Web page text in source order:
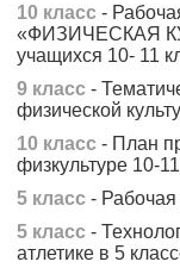
10 класс -
«ФИЗИЧЕСКАЯ
учащихся 10- 11
9 класс -
физической
10 класс - План
физкультуре 10-
5 класс -
5 класс -
атлетике в 5